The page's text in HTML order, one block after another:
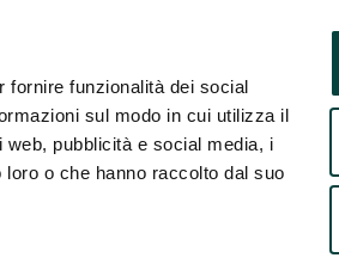
fornire funzionalità dei social
sul modo in cui utilizza il
pubblicità e social media, i
o che hanno raccolto dal suo